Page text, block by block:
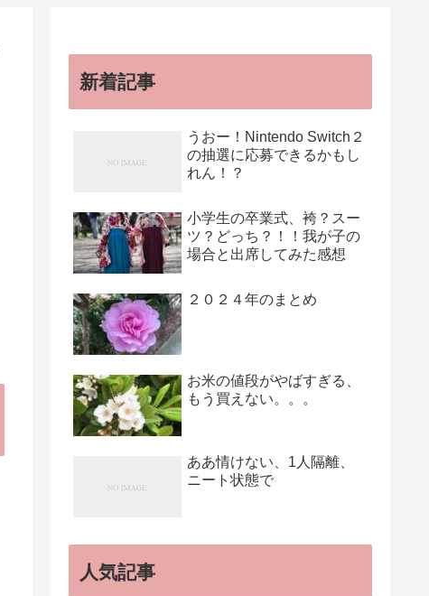
新着記事
うおー！Nintendo Switch２
の抽選に応募できるかもし
れん！？
小学生の卒業式、袴？スー
ツ？どっち？！！我が子の
場合と出席してみた感想
２０２４年のまとめ
お米の値段がやばすぎる、
もう買えない。。。
ああ情けない、1人隔離、
ニート状態で
人気記事